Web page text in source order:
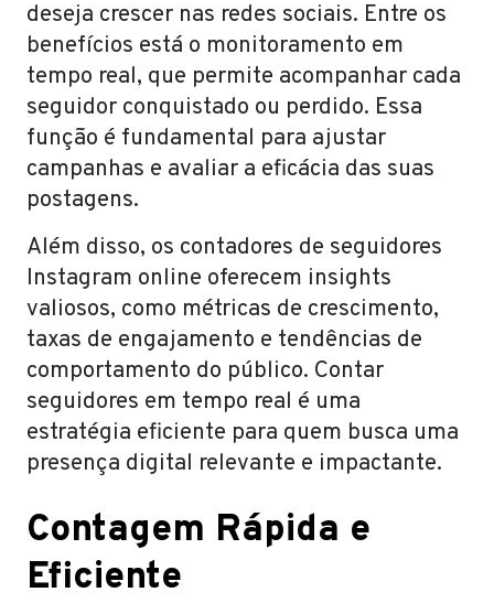
deseja crescer nas redes sociais. Entre os
benefícios está o monitoramento em
tempo real, que permite acompanhar cada
seguidor conquistado ou perdido. Essa
função é fundamental para ajustar
campanhas e avaliar a eficácia das suas
postagens.
Além disso, os contadores de seguidores
Instagram online oferecem insights
valiosos, como métricas de crescimento,
taxas de engajamento e tendências de
comportamento do público. Contar
seguidores em tempo real é uma
estratégia eficiente para quem busca uma
presença digital relevante e impactante.
Contagem Rápida e
Eficiente